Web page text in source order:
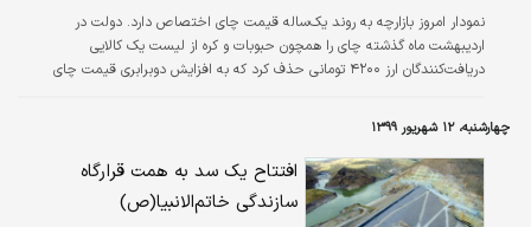
نمودار امروز بازارچه به روند یک‌ساله قیمت چای اختصاص دارد. دولت در
اردیبهشت ماه گذشته چای را همچون حبوبات و کره از لیست یک کالایی
دریافت‌کنندگان ارز ۴۲۰۰ تومانی حذف کرد که به افزایش دوبرابری قیمت چای
تومان هم رسید. براساس گزارش وزارت جهاد‌کشاورزی نرخ خرید تضمینی برگ سبز
چای درجه یک در سال‌جاری افزایش ۷/ ۲۷ درصدی داشته و قیمت چای درجه دو
ایرانی از…
چهارشنبه، ۱۲ شهریور ۱۳۹۹
افتتاح یک سد به همت قرارگاه
سازندگی خاتم‌الانبیا(ص)